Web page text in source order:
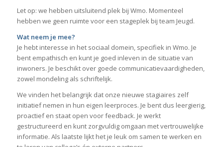
Let op: we hebben uitsluitend plek bij Wmo. Momenteel
hebben we geen ruimte voor een stageplek bij team Jeugd.
Wat neem je mee?
Je hebt interesse in het sociaal domein, specifiek in Wmo. Je
bent empathisch en kunt je goed inleven in de situatie van
inwoners. Je beschikt over goede communicatievaardigheden,
zowel mondeling als schriftelijk.
We vinden het belangrijk dat onze nieuwe stagiaires zelf
initiatief nemen in hun eigen leerproces. Je bent dus leergierig,
proactief en staat open voor feedback. Je werkt
gestructureerd en kunt zorgvuldig omgaan met vertrouwelijke
informatie. Als laatste lijkt het je leuk om samen te werken en